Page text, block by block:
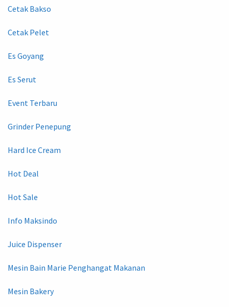
Cetak Bakso
Cetak Pelet
Es Goyang
Es Serut
Event Terbaru
Grinder Penepung
Hard Ice Cream
Hot Deal
Hot Sale
Info Maksindo
Juice Dispenser
Mesin Bain Marie Penghangat Makanan
Mesin Bakery